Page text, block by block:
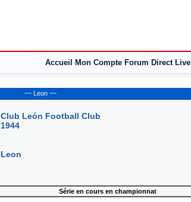
Accueil Mon Compte Forum Direct Live
~~ Leon ~~
Club León Football Club
1944
Leon
Série en cours en championnat